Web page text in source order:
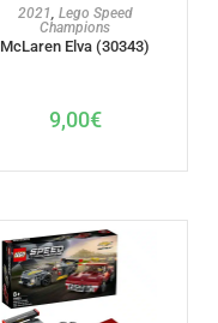
AJOUTER AU PANIER
2021, Lego Speed
Champions
McLaren Elva (30343)
9,00€